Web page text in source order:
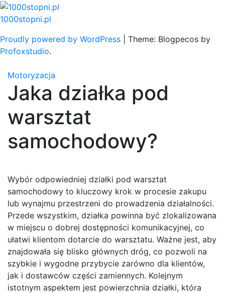
Skip
to
1000stopni.pl
Proudly powered by WordPress
Theme: Blogpecos by
Profoxstudio.
Motoryzacja
Jaka działka pod
warsztat
samochodowy?
Wybór odpowiedniej działki pod warsztat
samochodowy to kluczowy krok w procesie zakupu
lub wynajmu przestrzeni do prowadzenia działalności.
Przede wszystkim, działka powinna być zlokalizowana
w miejscu o dobrej dostępności komunikacyjnej, co
ułatwi klientom dotarcie do warsztatu. Ważne jest, aby
znajdowała się blisko głównych dróg, co pozwoli na
szybkie i wygodne przybycie zarówno dla klientów,
jak i dostawców części zamiennych. Kolejnym
istotnym aspektem jest powierzchnia działki, która